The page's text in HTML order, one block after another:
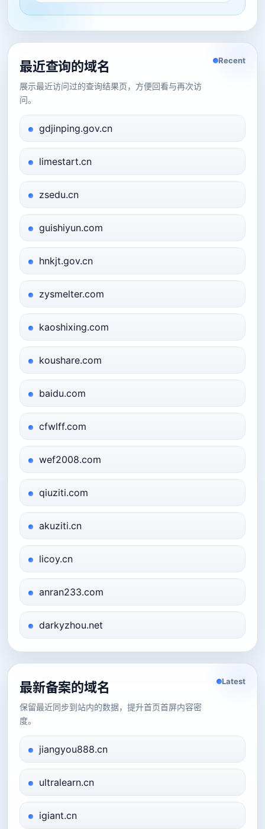
最近查询的域名
展示最近访问过的查询结果页，方便回看与再次访
问。
Recent
gdjinping.gov.cn
limestart.cn
zsedu.cn
guishiyun.com
hnkjt.gov.cn
zysmelter.com
kaoshixing.com
koushare.com
baidu.com
cfwlff.com
wef2008.com
qiuziti.com
akuziti.cn
licoy.cn
anran233.com
darkyzhou.net
最新备案的域名
保留最近同步到站内的数据，提升首页首屏内容密
度。
Latest
jiangyou888.cn
ultralearn.cn
igiant.cn